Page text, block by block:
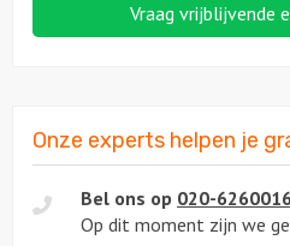
Vraag vrijblijvende
Onze experts helpen je
Bel ons op 020-6260016
Op dit moment zijn we